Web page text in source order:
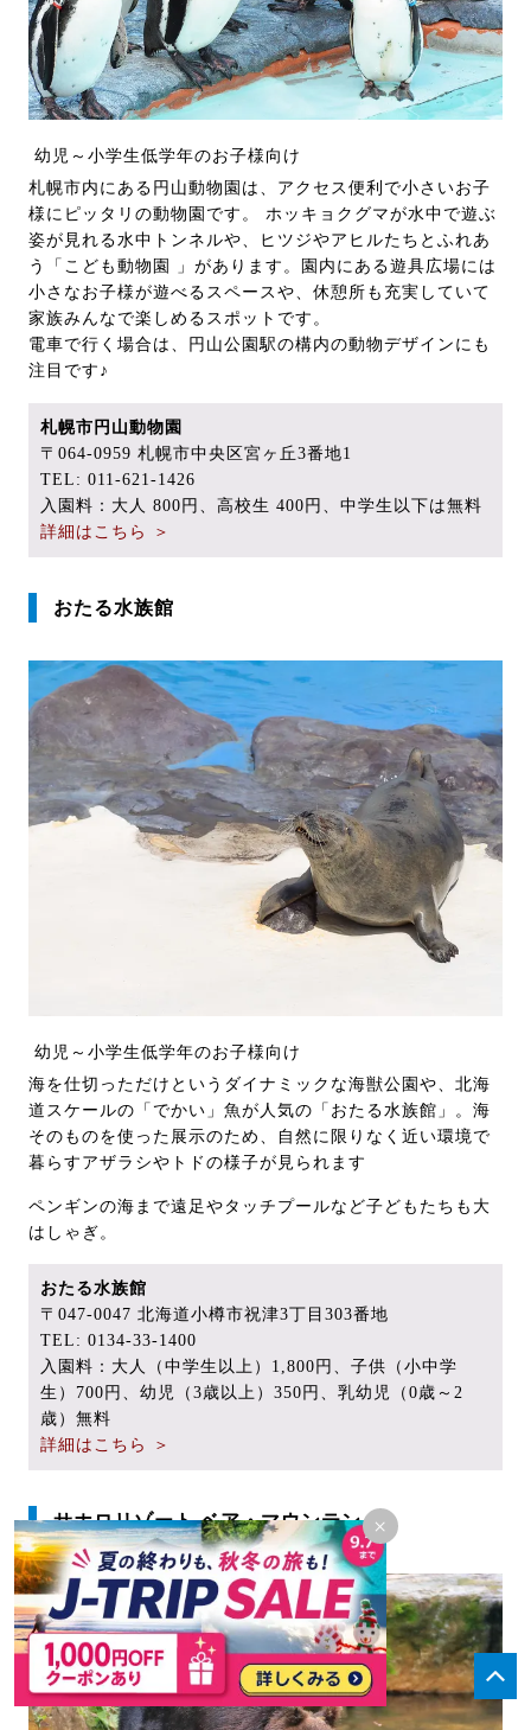
×
幼児～小学生低学年のお子様向け
札幌市内にある円山動物園は、アクセス便利で小さいお子
様にピッタリの動物園です。 ホッキョクグマが水中で遊ぶ
姿が見れる水中トンネルや、ヒツジやアヒルたちとふれあ
う「こども動物園 」があります。園内にある遊具広場には
小さなお子様が遊べるスペースや、休憩所も充実していて
家族みんなで楽しめるスポットです。
電車で行く場合は、円山公園駅の構内の動物デザインにも
注目です♪
札幌市円山動物園
〒064-0959 札幌市中央区宮ヶ丘3番地1
TEL: 011-621-1426
入園料：大人 800円、高校生 400円、中学生以下は無料
詳細はこちら ＞
おたる水族館
幼児～小学生低学年のお子様向け
海を仕切っただけというダイナミックな海獣公園や、北海
道スケールの「でかい」魚が人気の「おたる水族館」。海
そのものを使った展示のため、自然に限りなく近い環境で
暮らすアザラシやトドの様子が見られます
ペンギンの海まで遠足やタッチプールなど子どもたちも大
はしゃぎ。
おたる水族館
〒047-0047 北海道小樽市祝津3丁目303番地
TEL: 0134-33-1400
入園料：大人（中学生以上）1,800円、子供（小中学
生）700円、幼児（3歳以上）350円、乳幼児（0歳～2
歳）無料
詳細はこちら ＞
サホロリゾート ベア・マウンテン